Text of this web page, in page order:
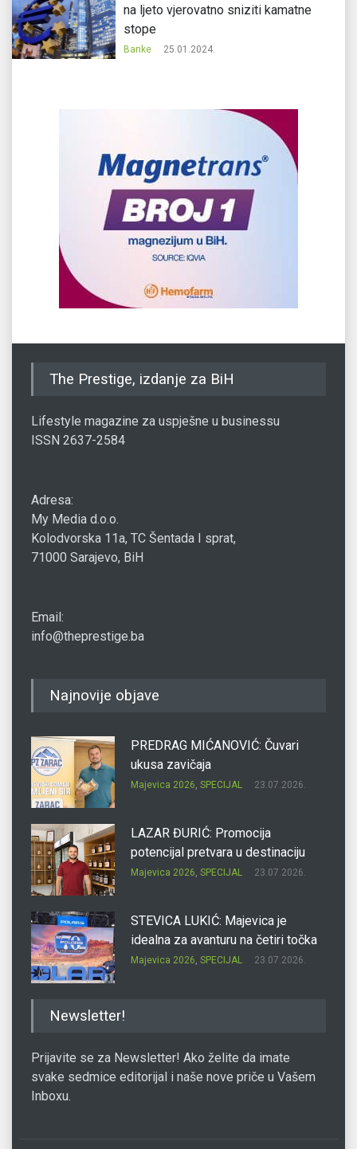
na ljeto vjerovatno sniziti kamatne
stope
Banke 25.01.2024.
The Prestige, izdanje za BiH
Lifestyle magazine za uspješne u businessu
ISSN 2637-2584
Adresa:
My Media d.o.o.
Kolodvorska 11a, TC Šentada I sprat,
71000 Sarajevo, BiH
Email:
info@theprestige.ba
Najnovije objave
PREDRAG MIĆANOVIĆ: Čuvari
ukusa zavičaja
Majevica 2026, SPECIJAL 23.07.2026.
LAZAR ĐURIĆ: Promocija
potencijal pretvara u destinaciju
Majevica 2026, SPECIJAL 23.07.2026.
STEVICA LUKIĆ: Majevica je
idealna za avanturu na četiri točka
Majevica 2026, SPECIJAL 23.07.2026.
Newsletter!
Prijavite se za Newsletter! Ako želite da imate
svake sedmice editorijal i naše nove priče u Vašem
Inboxu.